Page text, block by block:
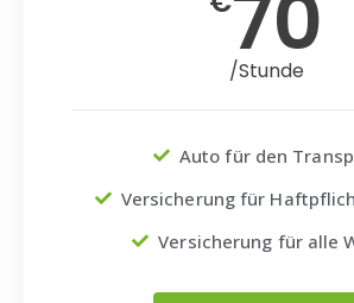
70
/Stunde
Auto für den
Versicherung für
Versicherung für alle